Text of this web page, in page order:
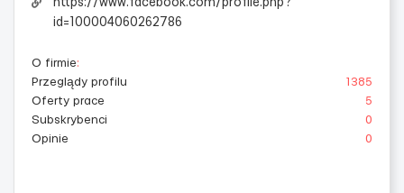
https://www.facebook.com/profile.php?
id=100004060262786
O firmie:
Przeglądy profilu
1385
Oferty prace
5
Subskrybenci
0
Opinie
0